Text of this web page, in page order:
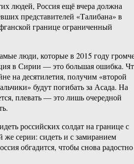
людей, Россия ещё вчера должна
представителей «Талибана» в
границе ограниченный
люди, которые в 2015 году
в Сирии — это большая ошибка.
на десятилетия, получим «второй
будут погибать за Асада. На
плевать — это лишь очередной
российских солдат на границе с
серии: сидеть и с замиранием
обгадится, чтобы снова радостно